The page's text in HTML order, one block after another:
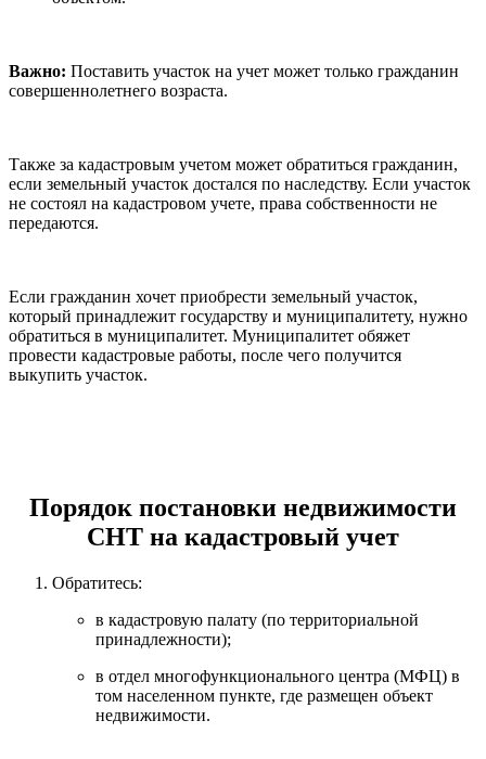
Важно: Поставить участок на учет может только гражданин
совершеннолетнего возраста.
Также за кадастровым учетом может обратиться гражданин,
если земельный участок достался по наследству. Если участок
не состоял на кадастровом учете, права собственности не
передаются.
Если гражданин хочет приобрести земельный участок,
который принадлежит государству и муниципалитету, нужно
обратиться в муниципалитет. Муниципалитет обяжет
провести кадастровые работы, после чего получится
выкупить участок.
Порядок постановки недвижимости
СНТ на кадастровый учет
Обратитесь:
в кадастровую палату (по территориальной
принадлежности);
в отдел многофункционального центра (МФЦ) в
том населенном пункте, где размещен объект
недвижимости.